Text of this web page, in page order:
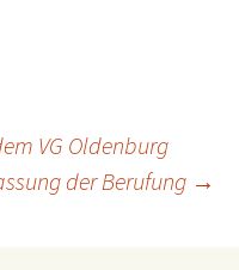
VG Oldenburg
der Berufung →